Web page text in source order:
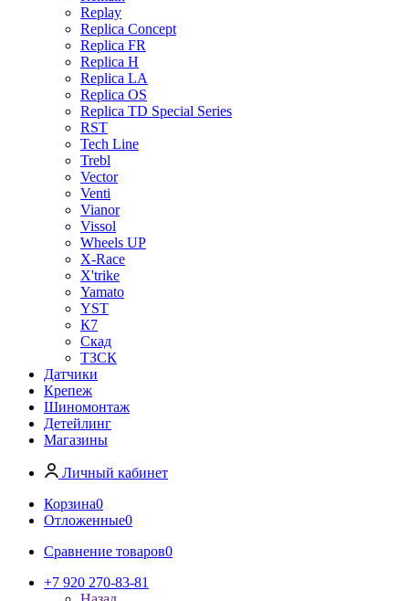
Replay
Replica Concept
Replica FR
Replica H
Replica LA
Replica OS
Replica TD Special Series
RST
Tech Line
Trebl
Vector
Venti
Vianor
Vissol
Wheels UP
X-Race
X'trike
Yamato
YST
К7
Скад
ТЗСК
Датчики
Крепеж
Шиномонтаж
Детейлинг
Магазины
Личный кабинет
Корзина0
Отложенные0
Сравнение товаров0
+7 920 270-83-81